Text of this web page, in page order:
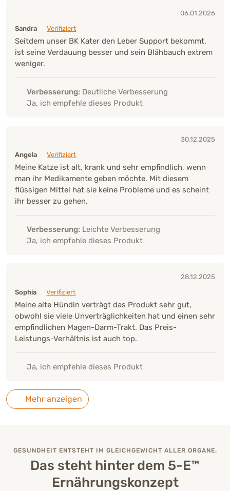
06.01.2026
Sandra
Verifiziert
Seitdem unser BK Kater den Leber Support bekommt,
ist seine Verdauung besser und sein Blähbauch extrem
weniger.
Verbesserung: Deutliche Verbesserung
Ja, ich empfehle dieses Produkt
30.12.2025
Angela
Verifiziert
Meine Katze ist alt, krank und sehr empfindlich, wenn
man ihr Medikamente geben möchte. Mit diesem
flüssigen Mittel hat sie keine Probleme und es scheint
ihr besser zu gehen.
Verbesserung: Leichte Verbesserung
Ja, ich empfehle dieses Produkt
28.12.2025
Sophia
Verifiziert
Meine alte Hündin verträgt das Produkt sehr gut,
obwohl sie viele Unverträglichkeiten hat und einen sehr
empfindlichen Magen-Darm-Trakt. Das Preis-
Leistungs-Verhältnis ist auch top.
Ja, ich empfehle dieses Produkt
Mehr anzeigen
GESUNDHEIT ENTSTEHT IM GLEICHGEWICHT ALLER ORGANE.
Das steht hinter dem 5-E™
Ernährungskonzept